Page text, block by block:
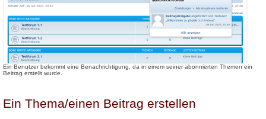
Ein Benutzer bekommt eine Benachrichtigung, da in einem seiner abonnierten Themen ein
Beitrag erstellt wurde.
Ein Thema/einen Beitrag erstellen